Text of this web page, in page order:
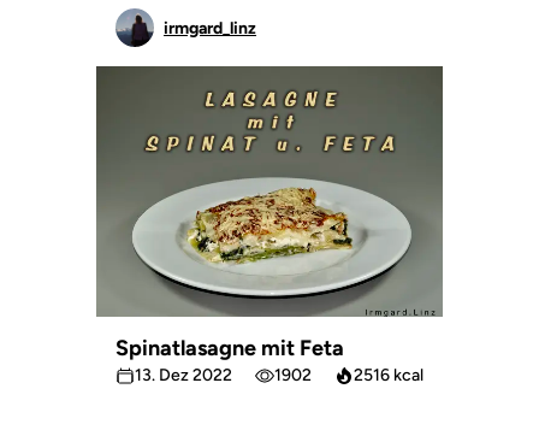
irmgard_linz
Spinatlasagne mit Feta
13. Dez 2022 1902 2516 kcal